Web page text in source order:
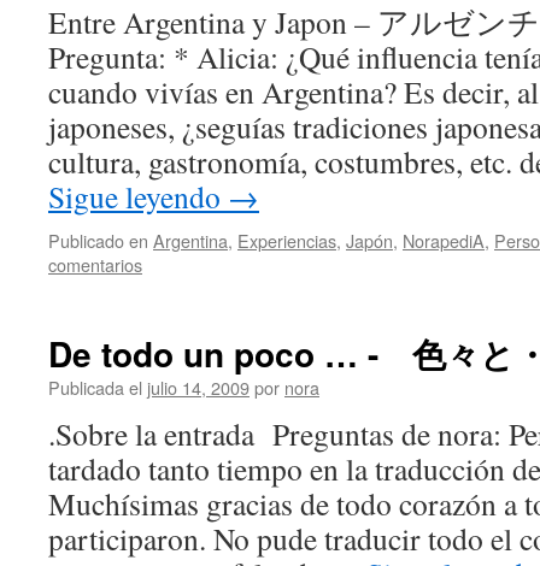
Entre Argentina y Japon – アルゼン
Pregunta: * Alicia: ¿Qué influencia
cuando vivías en Argentina? Es decir,
japoneses, ¿seguías tradiciones
cultura, gastronomía, costumbres, etc.
Sigue leyendo →
Publicado en Argentina, Experiencias, Japón, NorapediA,
comentarios
De todo un poco … - 色々と
Publicada el julio 14, 2009por nora
.Sobre la entrada Preguntas de nora:
tardado tanto tiempo en la traducción
Muchísimas gracias de todo corazón a
participaron. No pude traducir todo el